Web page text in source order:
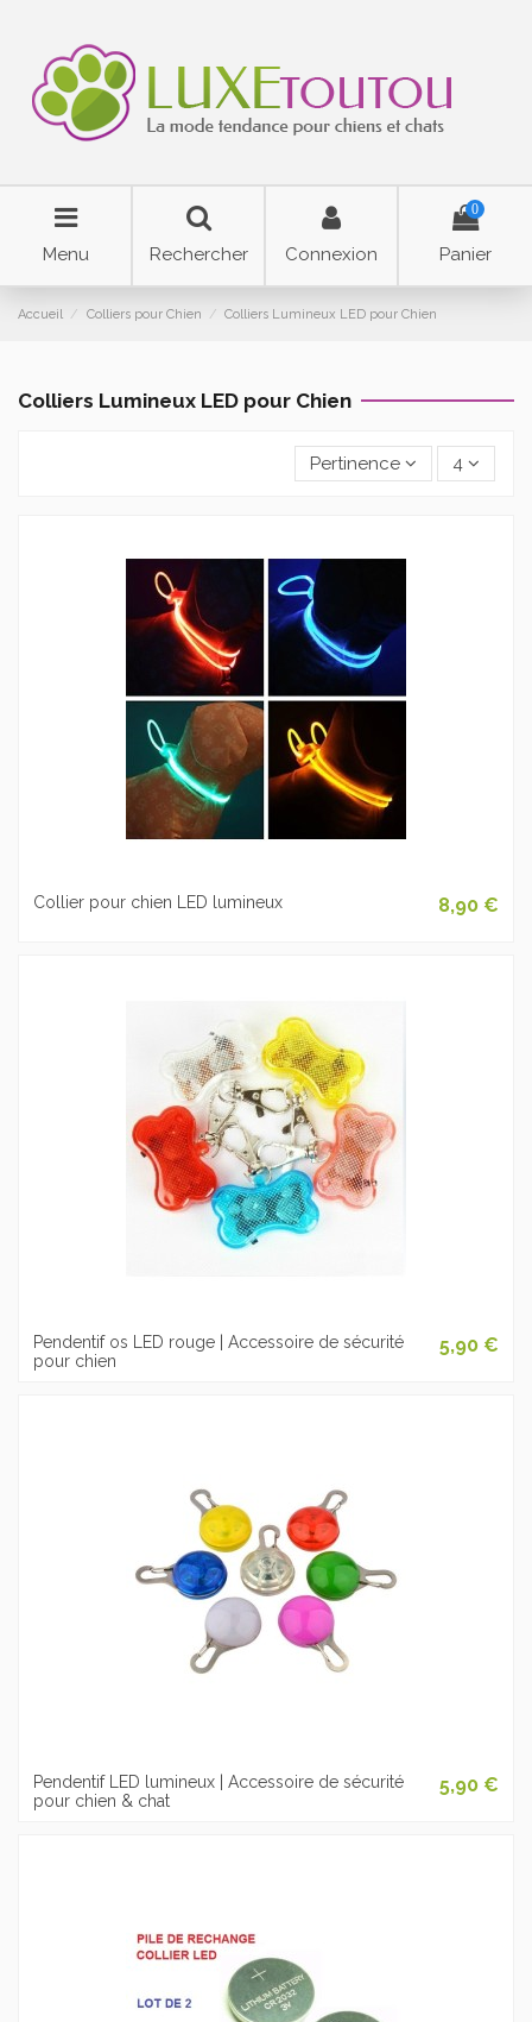
Menu Rechercher Connexion
0
Panier
Accueil Colliers pour Chien Colliers Lumineux LED pour Chien
Colliers Lumineux LED pour Chien
Pertinence 4
Collier pour chien LED lumineux 8,90 €
Pendentif os LED rouge | Accessoire de sécurité
pour chien
5,90 €
Pendentif LED lumineux | Accessoire de sécurité
pour chien & chat
5,90 €